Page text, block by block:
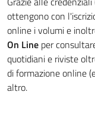
ottengono con
online i volumi e
On Line per
quotidiani e riviste
di formazione online
altro.